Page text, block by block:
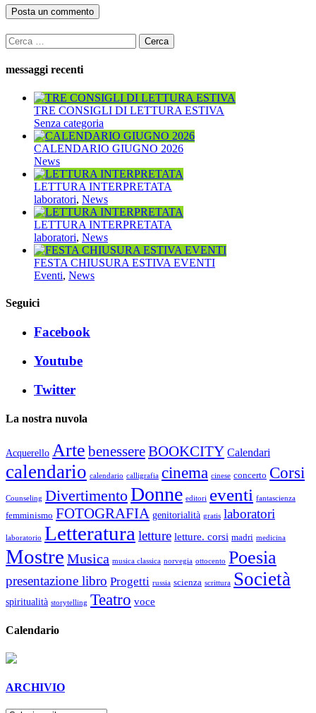
Ricerca
per:
messaggi recenti
TRE CONSIGLI DI LETTURA ESTIVA
Senza categoria
CALENDARIO GIUGNO 2026
News
LETTURA INTERPRETATA
laboratori, News
LETTURA INTERPRETATA
laboratori, News
FESTA CHIUSURA ESTIVA EVENTI
Eventi, News
Seguici
Facebook
Youtube
Twitter
La nostra nuvola
Acquerello Arte benessereBOOKCITY Calendari
calendario calendario calligrafia cinema cinese concerto Corsi
Counseling DivertimentoDonne editori eventi fantascienza
femminismo FOTOGRAFIA genitorialità gratis laboratori
laboratorio Letteratura letture letture. corsi madri medicina
Mostre Musica musica classica norvegia ottocento Poesia
presentazione libro Progetti russia scienza scrittura Società
spiritualità storytelling Teatro voce
Calendario
ARCHIVIO